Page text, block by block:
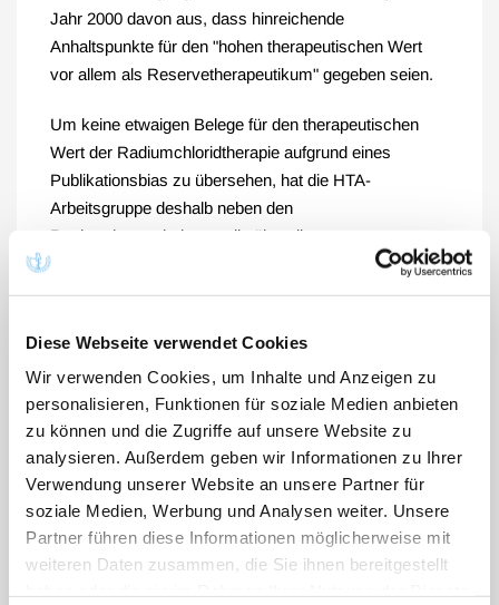
Diese Webseite verwendet Cookies
Wir verwenden Cookies, um Inhalte und Anzeigen zu
personalisieren, Funktionen für soziale Medien anbieten
zu können und die Zugriffe auf unsere Website zu
analysieren. Außerdem geben wir Informationen zu Ihrer
Verwendung unserer Website an unsere Partner für
soziale Medien, Werbung und Analysen weiter. Unsere
Partner führen diese Informationen möglicherweise mit
weiteren Daten zusammen, die Sie ihnen bereitgestellt
Jahr 2000 davon aus, dass hinreichende
Anhaltspunkte für den "hohen therapeutischen Wert
vor allem als Reservetherapeutikum" gegeben seien.
Um keine etwaigen Belege für den therapeutischen
Wert der Radiumchloridtherapie aufgrund eines
Publikationsbias zu übersehen, hat die HTA-
Arbeitsgruppe deshalb neben den
Rechercheergebnissen, die über die
Informationsgewinnung aus den einschlägigen
wissenschaftlichen Datenbanken gewonnen wurden,
Literaturstellen ermittelt und in die Studiensichtung
eingeschlossen, auf die sich das für die Neuzulassung
von [224Ra]Radiumchlorid relevante
Sachverständigengutachten stützt.
Unbefriedigende Evidenz bei
den Wirksamkeitsstudien